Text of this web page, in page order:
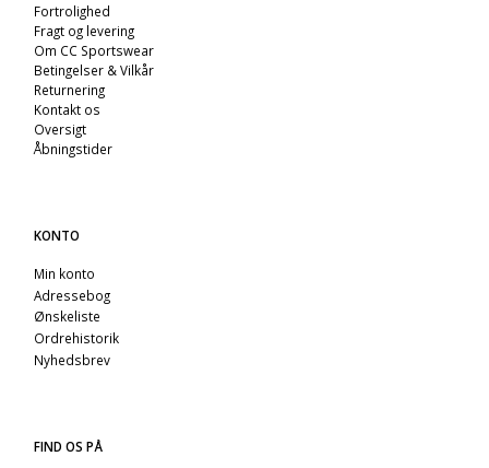
Fortrolighed
Fragt og levering
Om CC Sportswear
Betingelser & Vilkår
Returnering
Kontakt os
Oversigt
Åbningstider
KONTO
Min konto
Adressebog
Ønskeliste
Ordrehistorik
Nyhedsbrev
FIND OS PÅ